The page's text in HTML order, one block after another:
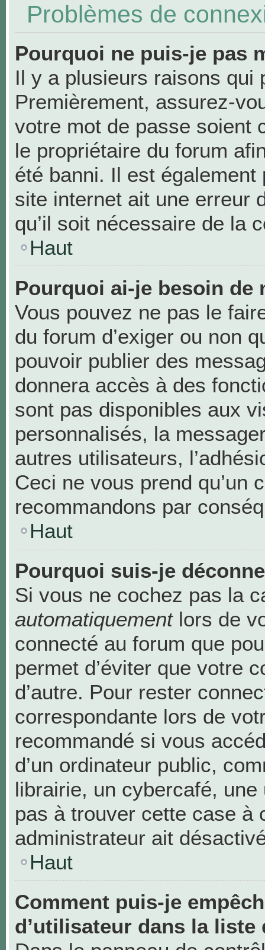
Problèmes de
Pourquoi ne puis-je pas
Il y a plusieurs raisons qui
Premièrement, assurez-
votre mot de passe soient
le propriétaire du forum
été banni. Il est
site internet ait une erreur
qu’il soit nécessaire de la
Haut
Pourquoi ai-je besoin de
Vous pouvez ne pas le
du forum d’exiger ou non
pouvoir publier des
donnera accès à des
sont pas disponibles aux
personnalisés, la
autres utilisateurs,
Ceci ne vous prend qu’un
recommandons par
Haut
Pourquoi suis-je
Si vous ne cochez pas la
automatiquementlors de
connecté au forum que
permet d’éviter que votre
d’autre. Pour rester
correspondante lors de
recommandé si vous
d’un ordinateur public,
librairie, un cybercafé,
pas à trouver cette case à
administrateur ait
Haut
Comment puis-je
d’utilisateur dans la